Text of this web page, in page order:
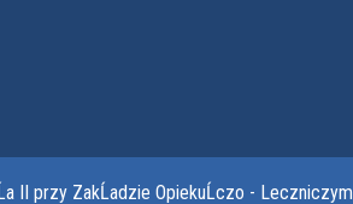
II przy ZakĹadzie OpiekuĹczo -